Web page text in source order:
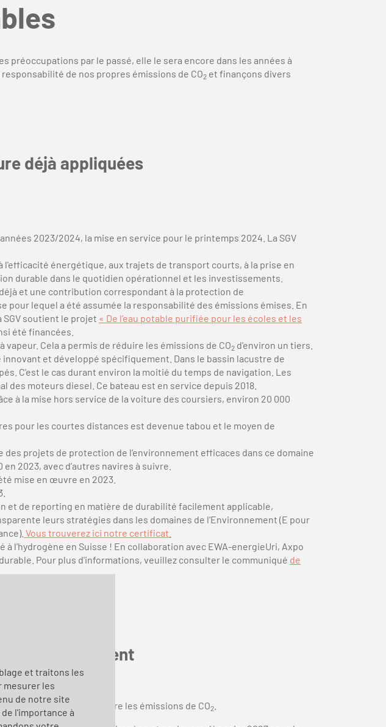
et traitons les
mesurer les
de notre site
l'importance à
par le passé, elle le sera encore dans les années à
de nos propres émissions de CO2 et finançons divers
déjà appliquées
2023/2024, la mise en service pour le printemps 2024. La SGV
l'efficacité énergétique, aux trajets de transport courts, à la prise en
durable dans le quotidien opérationnel et les investissements.
et une contribution correspondant à la protection de
pour lequel a été assumée la responsabilité des émissions émises. En
soutient le projet « De l’eau potable purifiée pour les écoles et les
été financées.
Cela a permis de réduire les émissions de CO2 d'environ un tiers.
et développé spécifiquement. Dans le bassin lacustre de
C'est le cas durant environ la moitié du temps de navigation. Les
moteurs diesel. Ce bateau est en service depuis 2018.
à la mise hors service de la voiture des coursiers, environ 20 000
pour les courtes distances est devenue tabou et le moyen de
projets de protection de l’environnement efficaces dans ce domaine
2023, avec d'autres navires à suivre.
mise en œuvre en 2023.
et de reporting en matière de durabilité facilement applicable,
leurs stratégies dans les domaines de l'Environnement (E pour
Vous trouverez ici notre certificat.
l'hydrogène en Suisse ! En collaboration avec EWA-energieUri, Axpo
Pour plus d'informations, veuillez consulter le communiqué de
l’environnement
possibilités de réduire les émissions de CO2